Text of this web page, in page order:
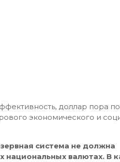
доллар пора
экономического и
система не должна
национальных валютах. В